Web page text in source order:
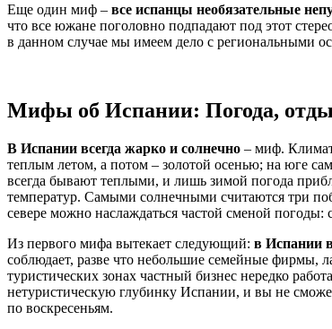
Еще один миф – все испанцы необязательные
что все южане поголовно подпадают под этот
в данном случае мы имеем дело с региональными
Мифы об Испании: Погода,
В Испании всегда жарко и солнечно – миф. Климат
теплым летом, а потом – золотой осенью; на юге
всегда бывают теплыми, и лишь зимой погода
температур. Самыми солнечными считаются три
севере можно наслаждаться частой сменой
Из первого мифа вытекает следующий: в Испании
соблюдает, разве что небольшие семейные фирмы,
туристических зонах частный бизнес нередко
нетуристическую глубинку Испании, и вы не
по воскресеньям.